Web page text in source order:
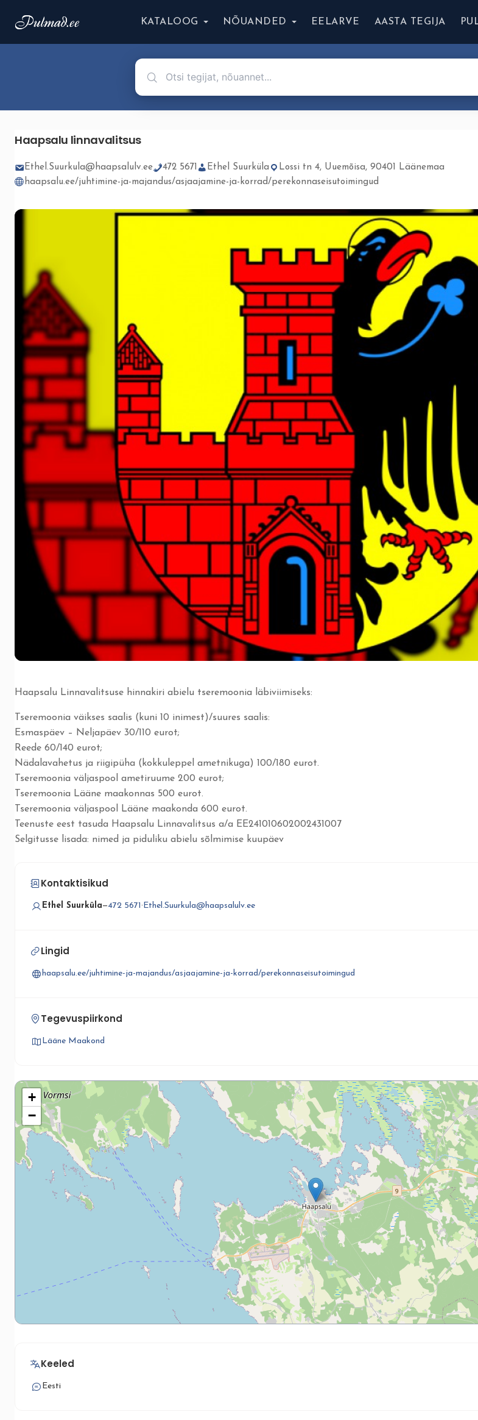
KATALOOG NÕUANDED EELARVE AASTA TEGIJA
Haapsalu linnavalitsus
Ethel.Suurkula@haapsalulv.ee 472 5671 Ethel Suurküla
Lossi tn 4, Uuemõisa, 90401 Läänemaa
haapsalu.ee/juhtimine-ja-majandus/asjaajamine-ja-korrad/perekonnaseisutoimingud
Haapsalu Linnavalitsuse hinnakiri abielu tseremoonia läbiviimiseks:
Tseremoonia väikses saalis (kuni 10 inimest)/suures saalis:
Esmaspäev – Neljapäev 30/110 eurot;
Reede 60/140 eurot;
Nädalavahetus ja riigipüha (kokkuleppel ametnikuga) 100/180 eurot.
Tseremoonia väljaspool ametiruume 200 eurot;
Tseremoonia Lääne maakonnas 500 eurot.
Tseremoonia väljaspool Lääne maakonda 600 eurot.
Teenuste eest tasuda Haapsalu Linnavalitsus a/a EE241010602002431007
Selgitusse lisada: nimed ja piduliku abielu sõlmimise kuupäev
Kontaktisikud
Ethel Suurküla—472 5671 ·Ethel.Suurkula@haapsalulv.ee
Lingid
haapsalu.ee/juhtimine-ja-majandus/asjaajamine-ja-korrad/perekonnaseisutoimingud
Tegevuspiirkond
Lääne Maakond
+
−
Keeled
Eesti